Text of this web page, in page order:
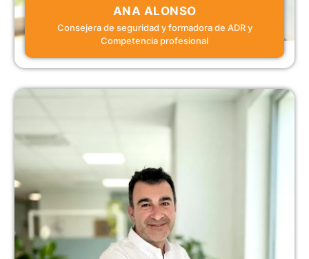
ANA ALONSO
Consejera de seguridad y formadora de ADR y
Competencia profesional